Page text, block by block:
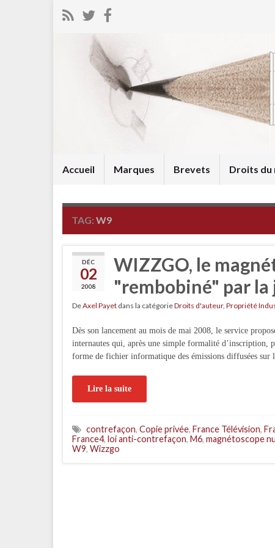
Accueil Marques Brevets Droits du
TAG: W9
DÉC
02
2008
WIZZGO, le
"rembobiné" par la
DeAxel Payet dans la catégorieDroits d'auteur, Propriété
Dès son lancement au mois de mai 2008, le service
internautes qui, après une simple formalité d’inscription,
forme de fichier informatique des émissions diffusées
Lire la suite
contrefaçon, Copie privée, France Télévision,
France4, loi anti-contrefaçon, M6, magnétoscope
W9, Wizzgo